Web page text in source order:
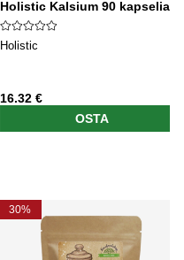
Holistic Kalsium 90 kapselia
Holistic
16.32 €
OSTA
30%